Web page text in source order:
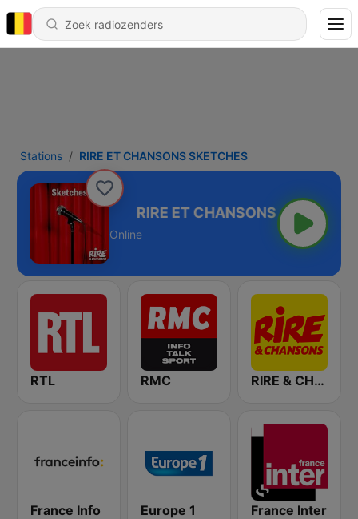
Stations RIRE ET CHANSONS SKETCHES
SKETCHES
Online
RTL RMC RIRE & CHANSONS
France Info Europe 1 France Inter